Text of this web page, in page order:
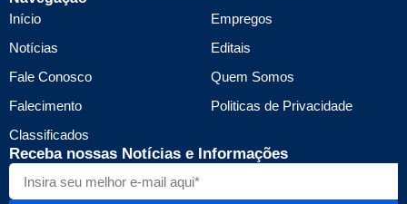
Início
Notícias
Fale Conosco
Falecimento
Classificados
Empregos
Editais
Quem Somos
Politicas de Privacidade
Receba nossas Notícias e Informações